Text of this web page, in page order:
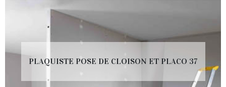
PLAQUISTE POSE DE CLOISON ET PLACO 37